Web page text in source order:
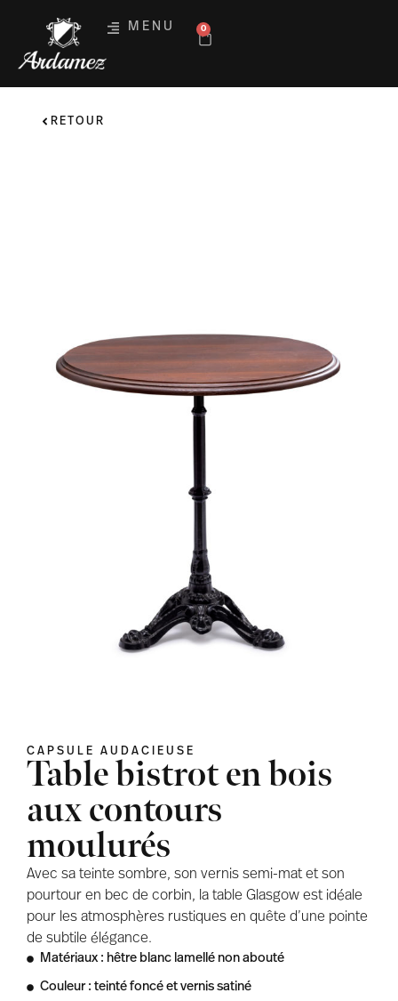
MENU 0
RETOUR
CAPSULE AUDACIEUSE
Table bistrot en bois
aux contours
moulurés
Avec sa teinte sombre, son vernis semi-mat et son
pourtour en bec de corbin, la table Glasgow est idéale
pour les atmosphères rustiques en quête d’une pointe
de subtile élégance.
Matériaux : hêtre blanc lamellé non abouté
Couleur : teinté foncé et vernis satiné